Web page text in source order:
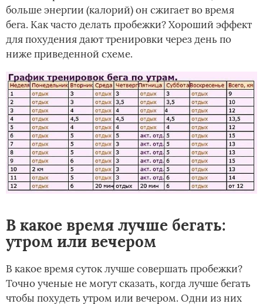
больше энергии (калорий) он сжигает во время
бега. Как часто делать пробежки? Хороший эффект
для похудения дают тренировки через день по
ниже приведенной схеме.
В какое время лучше бегать:
утром или вечером
В какое время суток лучше совершать пробежки?
Точно ученые не могут сказать, когда лучше бегать
чтобы похудеть утром или вечером. Одни из них